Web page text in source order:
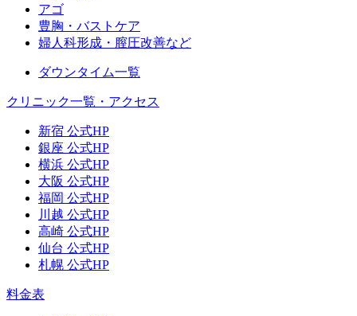
アゴ
豊胸・バストケア
婦人科形成・膣圧改善など
ダウンタイム一覧
クリニック一覧・アクセス
新宿 公式HP
銀座 公式HP
横浜 公式HP
大阪 公式HP
福岡 公式HP
川越 公式HP
高崎 公式HP
仙台 公式HP
札幌 公式HP
料金表